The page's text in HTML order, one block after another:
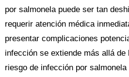
por salmonela puede ser tan
requerir atención médica
presentar complicaciones
infección se extiende más allá
riesgo de infección por